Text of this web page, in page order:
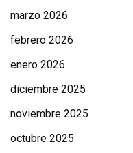
marzo 2026
febrero 2026
enero 2026
diciembre 2025
noviembre 2025
octubre 2025